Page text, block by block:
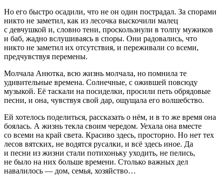
Но его быстро осадили, что не он один пострадал. За спорами
никто не заметил, как из лесочка выскочили малец
с девчушкой и, словно тени, проскользнули в толпу мужиков
и баб, жадно вслушиваясь в споры. Они радовались, что
никто не заметил их отсутствия, и переживали со всеми,
предчувствуя перемены.
Молчала Анютка, всю жизнь молчала, но помнила те
удивительные времена. Солнечные, с ожившей повсюду
музыкой. Её таскали на посиделки, просили петь обрядовые
песни, и она, чувствуя свой дар, ощущала его волшебство.
Ей хотелось поделиться, рассказать о нём, и в то же время она
боялась. А жизнь текла своим чередом. Уехала она вместе
со всеми на край света. Красиво здесь, просторно. Но нет тех
лесов вятских, не водятся русалки, и всё здесь иное. Да
и песни из жизни стали потихоньку уходить, не пелись,
не было на них больше времени. Столько важных дел
навалилось — дом, семья, хозяйство…